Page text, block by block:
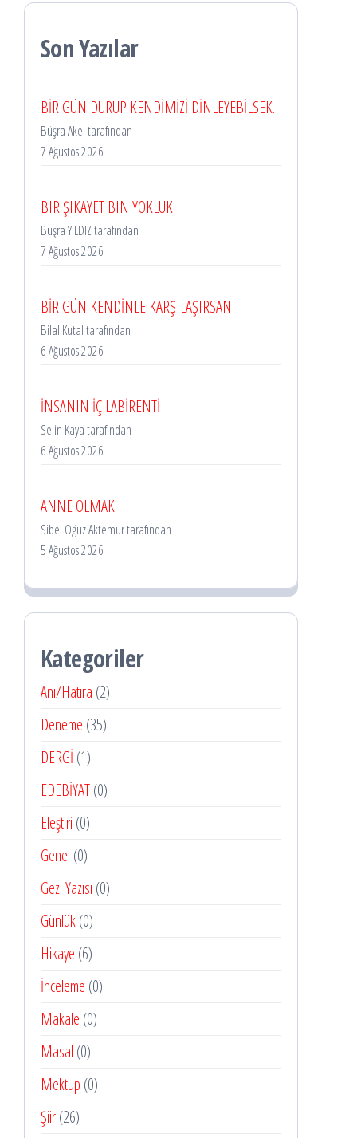
Son Yazılar
BİR GÜN DURUP KENDİMİZİ DİNLEYEBİLSEK…
Büşra Akel tarafından
7 Ağustos 2026
BIR ŞIKAYET BIN YOKLUK
Büşra YILDIZ tarafından
7 Ağustos 2026
BİR GÜN KENDİNLE KARŞILAŞIRSAN
Bilal Kutal tarafından
6 Ağustos 2026
İNSANIN İÇ LABİRENTİ
Selin Kaya tarafından
6 Ağustos 2026
ANNE OLMAK
Sibel Oğuz Aktemur tarafından
5 Ağustos 2026
Kategoriler
Anı/Hatıra (2)
Deneme (35)
DERGİ (1)
EDEBİYAT(0)
Eleştiri (0)
Genel (0)
Gezi Yazısı (0)
Günlük(0)
Hikaye (6)
İnceleme (0)
Makale (0)
Masal (0)
Mektup (0)
Şiir(26)